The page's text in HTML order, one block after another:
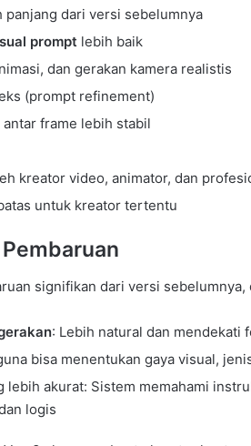
panjang dari versi sebelumnya
prompt lebih baik
dan gerakan kamera realistis
(prompt refinement)
frame lebih stabil
kreator video, animator, dan
untuk kreator tertentu
signifikan dari versi sebelumnya,
: Lebih natural dan mendekati
bisa menentukan gaya visual,
lebih akurat: Sistem memahami
logis